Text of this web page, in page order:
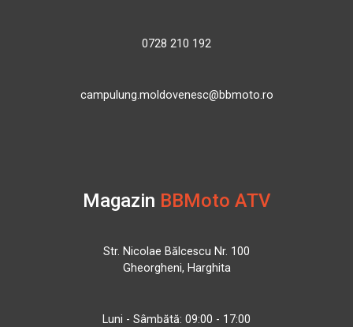
0728 210 192
campulung.moldovenesc@bbmoto.ro
Magazin BBMoto ATV
Str. Nicolae Bălcescu Nr. 100
Gheorgheni, Harghita
Luni - Sâmbătă: 09:00 - 17:00